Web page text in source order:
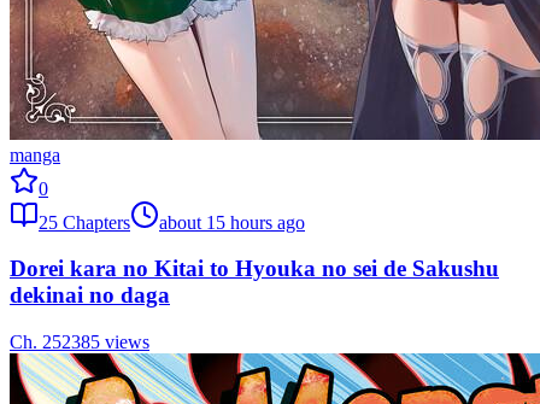
manga
0
25 Chapters about 15 hours ago
Dorei kara no Kitai to Hyouka no sei de Sakushu
dekinai no daga
Ch. 252385 views